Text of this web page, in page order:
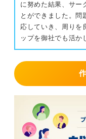
に努めた結果、サー
とができました。問
応していき、周りを
ップを御社でも活か